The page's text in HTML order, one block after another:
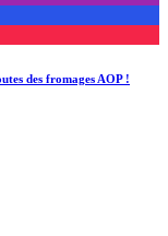
des fromages AOP !